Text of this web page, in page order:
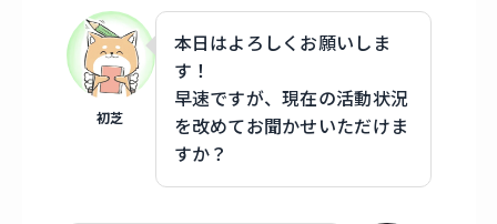
初芝
本日はよろしくお願いしま
す！
早速ですが、現在の活動状況
を改めてお聞かせいただけま
すか？